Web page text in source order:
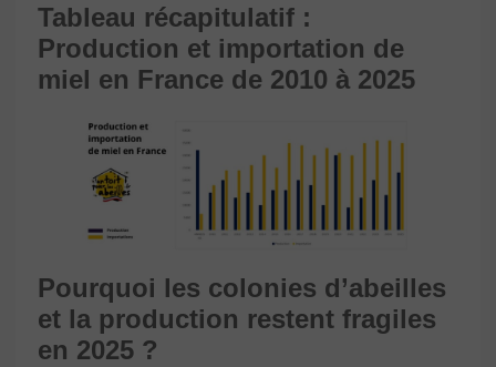
Tableau récapitulatif :
Production et importation de
miel en France de 2010 à 2025
Pourquoi les colonies d’abeilles
et la production restent fragiles
en 2025 ?